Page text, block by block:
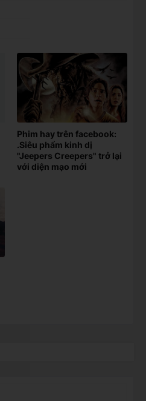
Phim hay trên facebook:
.Siêu phẩm kinh dị
"Jeepers Creepers" trở lại
với diện mạo mới